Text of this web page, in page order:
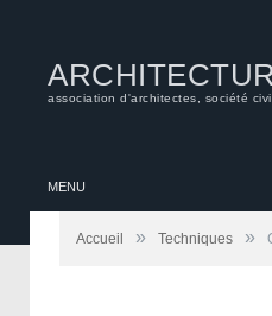
association d'architectes, société
MENU
Accueil » Techniques »